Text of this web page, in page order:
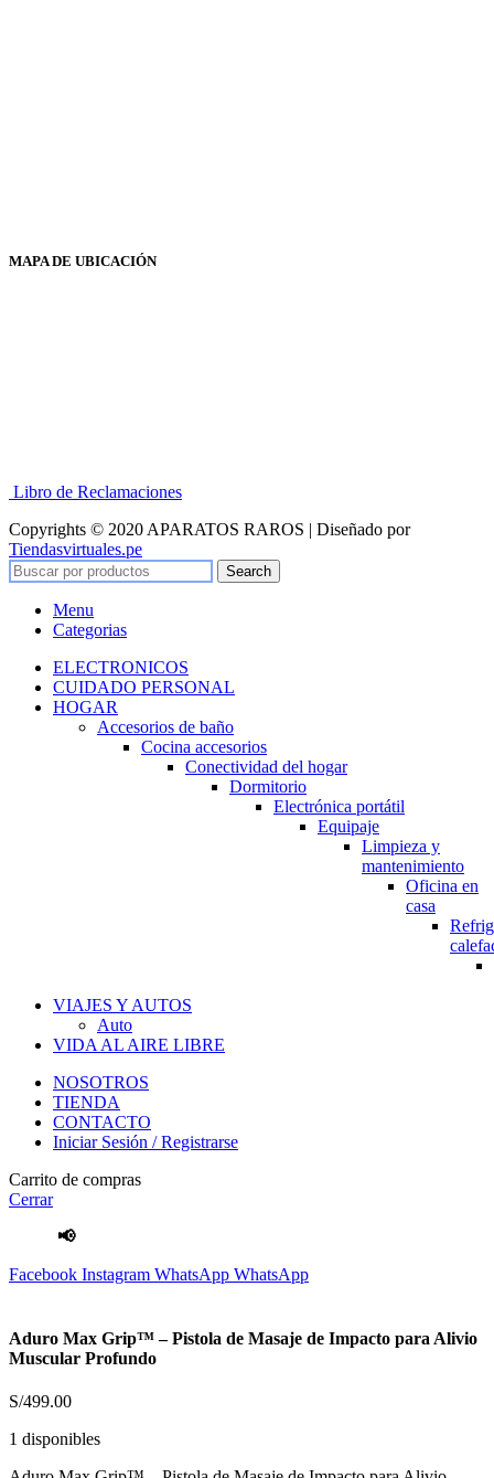
MAPA DE UBICACIÓN
Libro de Reclamaciones
Copyrights © 2020 APARATOS RAROS | Diseñado por
Tiendasvirtuales.pe
Search
Menu
Categorias
ELECTRONICOS
CUIDADO PERSONAL
HOGAR
Accesorios de baño
Cocina accesorios
Conectividad del hogar
Dormitorio
Electrónica portátil
Equipaje
Limpieza y
mantenimiento
Oficina en
casa
VIAJES Y AUTOS
Auto
VIDA AL AIRE LIBRE
NOSOTROS
TIENDA
CONTACTO
Iniciar Sesión / Registrarse
Carrito de compras
Cerrar
📢
Facebook Instagram WhatsApp WhatsApp
Aduro Max Grip™ – Pistola de Masaje de Impacto para Alivio
Muscular Profundo
S/499.00
1 disponibles